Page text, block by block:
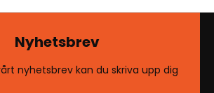
Nyhetsbrev
nyhetsbrev kan du skriva upp dig